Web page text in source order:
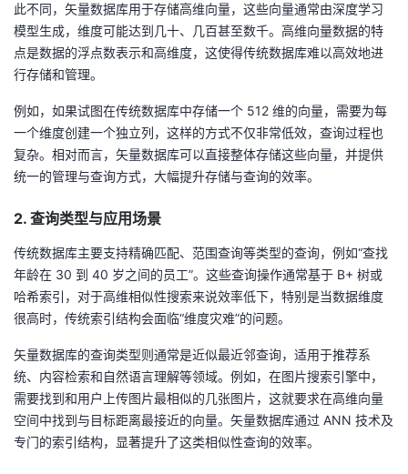
此不同，矢量数据库用于存储高维向量，这些向量通常由深度学习
模型生成，维度可能达到几十、几百甚至数千。高维向量数据的特
点是数据的浮点数表示和高维度，这使得传统数据库难以高效地进
行存储和管理。
例如，如果试图在传统数据库中存储一个 512 维的向量，需要为每
一个维度创建一个独立列，这样的方式不仅非常低效，查询过程也
复杂。相对而言，矢量数据库可以直接整体存储这些向量，并提供
统一的管理与查询方式，大幅提升存储与查询的效率。
2. 查询类型与应用场景
传统数据库主要支持精确匹配、范围查询等类型的查询，例如“查找
年龄在 30 到 40 岁之间的员工”。这些查询操作通常基于 B+ 树或
哈希索引，对于高维相似性搜索来说效率低下，特别是当数据维度
很高时，传统索引结构会面临“维度灾难”的问题。
矢量数据库的查询类型则通常是近似最近邻查询，适用于推荐系
统、内容检索和自然语言理解等领域。例如，在图片搜索引擎中，
需要找到和用户上传图片最相似的几张图片，这就要求在高维向量
空间中找到与目标距离最接近的向量。矢量数据库通过 ANN 技术及
专门的索引结构，显著提升了这类相似性查询的效率。